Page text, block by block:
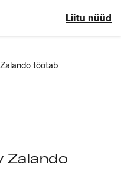
Liitu nüüd
töötab
Zalando